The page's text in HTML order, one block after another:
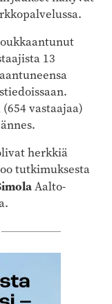
13
vastaajaa)
herkkiä
tutkimuksesta
Aalto-